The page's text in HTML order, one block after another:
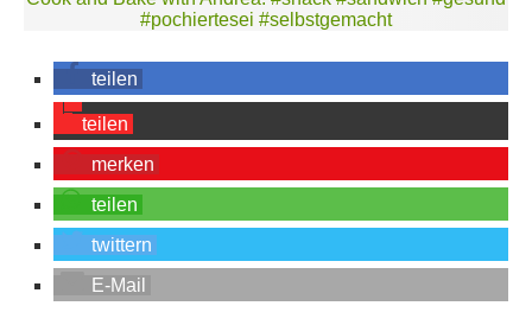
teilen
teilen
merken
teilen
twittern
E-Mail